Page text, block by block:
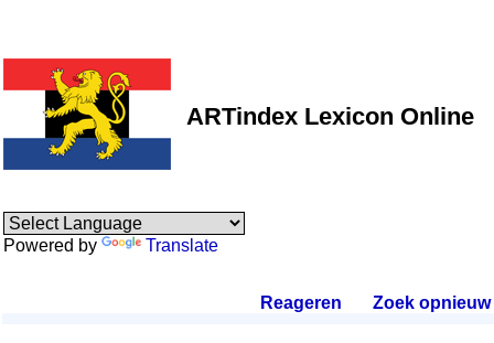
ARTindex Lexicon Online
Powered by Translate
Reageren Zoek opnieuw.